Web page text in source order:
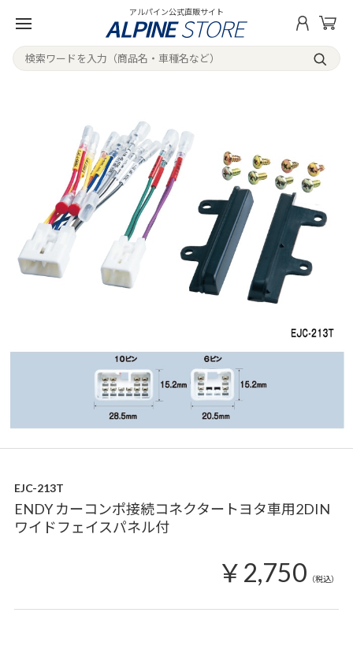
アルパイン公式直販サイト
EJC-213T
ENDY カーコンポ接続コネクタートヨタ車用2DIN
ワイドフェイスパネル付
￥2,750 （税込）